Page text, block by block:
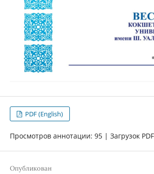
PDF (English)
Просмотров аннотации: 95 | Загрузок
Опубликован